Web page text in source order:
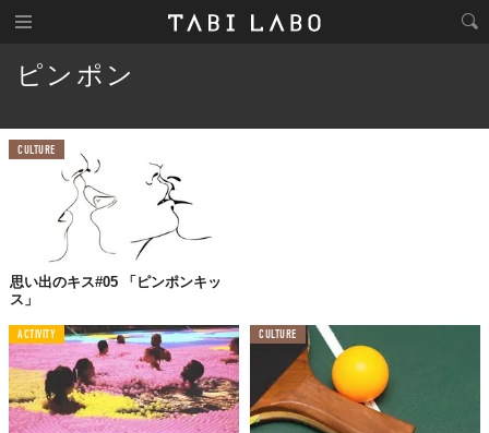
ピンポン
CULTURE
思い出のキス#05 「ピンポンキッ
ス」
ACTIVITY CULTURE